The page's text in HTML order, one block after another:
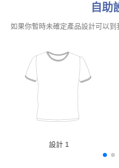
自助
如果你暫時未確定產品設計可以
設計 1